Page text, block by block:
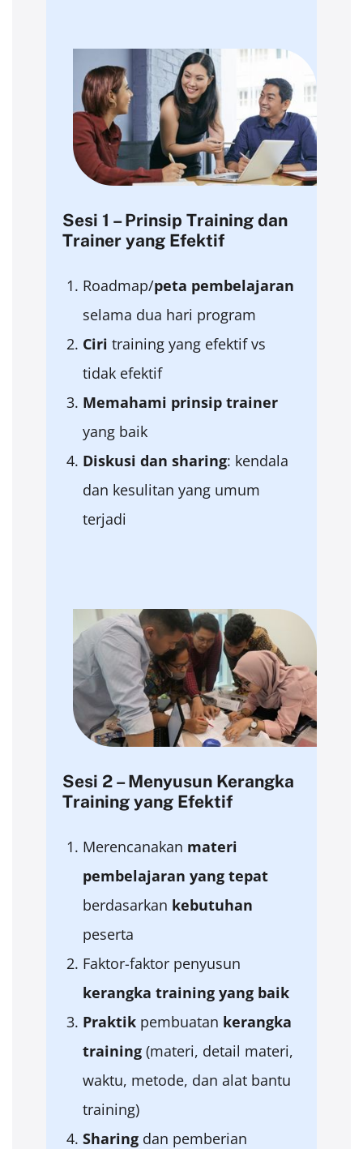
Sesi 1 – Prinsip Training dan
Trainer yang Efektif
Roadmap/peta pembelajaran
selama dua hari program
Ciri training yang efektif vs
tidak efektif
Memahami prinsiptrainer
yang baik
Diskusi dan sharing: kendala
dan kesulitan yang umum
terjadi
Sesi 2 – Menyusun Kerangka
Training yang Efektif
Merencanakan materi
pembelajaran yang tepat
berdasarkan kebutuhan
peserta
Faktor-faktor penyusun
kerangka training yang baik
Praktikpembuatan kerangka
training (materi, detail materi,
waktu, metode, dan alat bantu
training)
Sharingdan pemberian